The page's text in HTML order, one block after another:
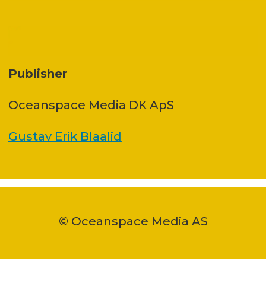
Publisher
Oceanspace Media DK ApS
Gustav Erik Blaalid
© Oceanspace Media AS